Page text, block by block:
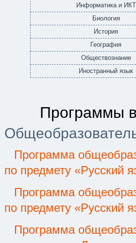
Информатика и ИКТ
Биология
История
География
Обществознание
Иностранный язык
Программы
Программа
по предмету «Русский
Программа
по предмету «Русский
Программа